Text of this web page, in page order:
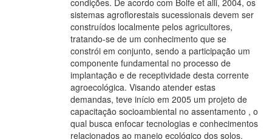
sistemas agroflorestais sucessionais devem ser
construídos localmente pelos agricultores,
tratando-se de um conhecimento que se
constrói em conjunto, sendo a participação um
componente fundamental no processo de
implantação e de receptividade desta corrente
agroecológica. Visando atender estas
demandas, teve início em 2005 um projeto de
capacitação socioambiental no assentamento , o
qual busca enfocar tecnologias e conhecimentos
relacionados ao manejo ecológico dos solos,